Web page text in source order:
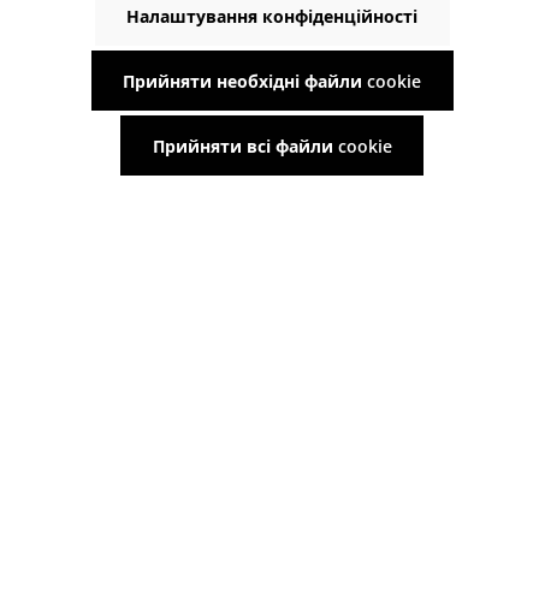
Доставка та способи оплати
Право на скасування
Налаштування конфіденційності
Прийняти необхідні файли cookie
Прийняти всі файли cookie